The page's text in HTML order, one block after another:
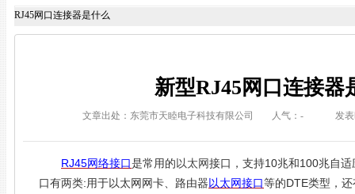
RJ45网口连接器是什么
新型RJ45网口连接器
文章出处：东莞市天睦电子科技有限公司 人气： - 发表
RJ45网络接口 是常用的 以太网 接口，支持10兆和 100兆自适
口有两类:用于以太网网卡、路由器以太网接口 等的DTE类型，